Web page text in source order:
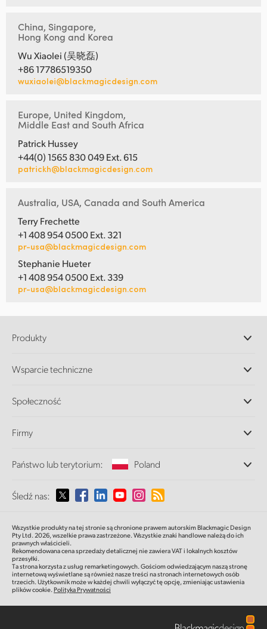
China, Singapore,
Hong Kong and Korea
Wu Xiaolei (吴晓磊)
+86 17786519350
wuxiaolei@blackmagicdesign.com
Europe, United Kingdom,
Middle East and South Africa
Patrick Hussey
+44(0) 1565 830 049 Ext. 615
patrickh@blackmagicdesign.com
Australia, USA, Canada and South America
Terry Frechette
+1 408 954 0500 Ext. 321
pr-usa@blackmagicdesign.com
Stephanie Hueter
+1 408 954 0500 Ext. 339
pr-usa@blackmagicdesign.com
Produkty
DaVinci Resolve i oprogramowanie Fusion
Ultimatte
Przechwytywanie i odtwarzanie
Konwersja standardów
Monitorowanie
Pamięć sieciowa
Routing i dystrybucja
Transmisja i kodowanie
Wsparcie techniczne
Centrum wsparcia technicznego
Społeczność
Firmy
O nas
Multimedia
Państwo lub terytorium: Poland
Proszę wybrać państwo lub terytorium
Australia
Austria
Brazil
Śledź nas:
Wszystkie produkty na tej stronie są chronione prawem autorskim Blackmagic Design
Pty Ltd. 2026,wszelkie prawa zastrzeżone.Wszystkie znaki handlowe należą do ich
prawnych właścicieli.
Rekomendowana cena sprzedaży detalicznej nie zawiera VAT i lokalnych kosztów
przesyłki.
Ta strona korzysta z usług remarketingowych. Gościom odwiedzającym naszą stronę
internetową wyświetlane są również nasze treści na stronach internetowych osób
trzecich. Użytkownik może w każdej chwili wyłączyć tę opcję, zmieniając ustawienia
plików cookie.Polityka Prywatności